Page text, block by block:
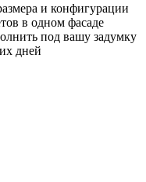
и конфигурации
в одном фасаде
под вашу задумку
дней